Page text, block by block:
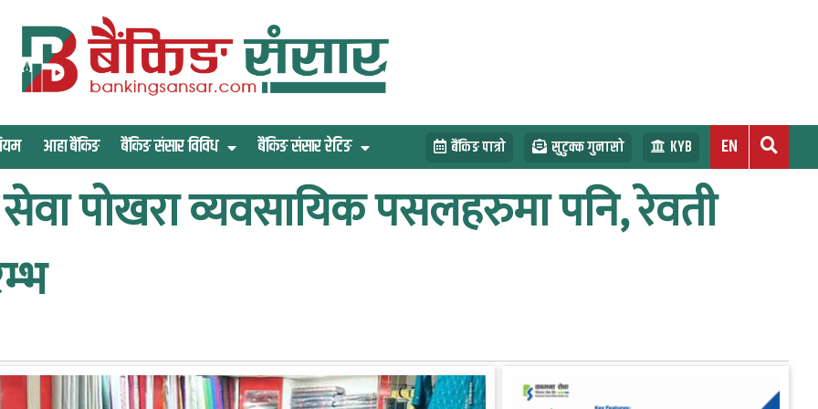
आहा बैंकिङ बैंकिङ संसार विविध बैंकिङ संसार रेटिङ बैंकिङ पात्रो सुटुक्क गुनासो KYB EN
पोखरा व्यवसायिक पसलहरुमा पनि, रेवती